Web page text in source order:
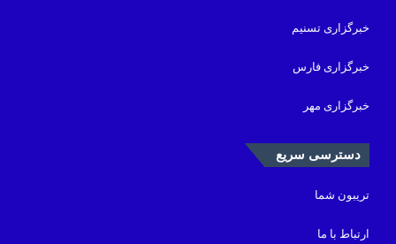
خبرگزاری تسنیم
خبرگزاری فارس
خبرگزاری مهر
دسترسی سریع
تریبون شما
ارتباط با ما